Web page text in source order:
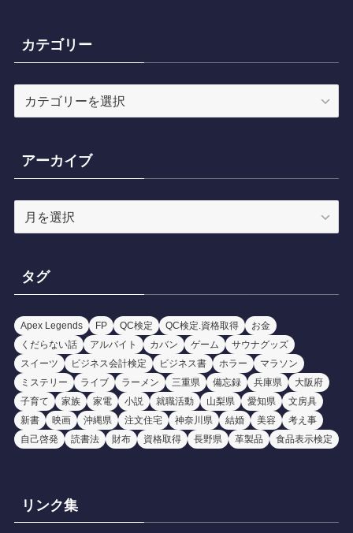
カテゴリー
テ
リ
ー
アーカイブ
ー
ブ
タグ
Apex Legends FP QC検定 QC検定.資格取得
お金
くだらない話
アルバイト カバン ゲーム
サウナグッズ
スイーツ
ビジネス会計検定 ビジネス書 ホラー
マラソン
ミステリー
ライブ ラーメン 三重県 備忘録 兵庫県
大阪府
子育て
家族 家電 小説 就職活動 山梨県 愛知県
文房具
新書
映画 沖縄県 注文住宅 神奈川県 結婚 美容
考え事
自己啓発
読書法 財布 資格取得 長野県 革製品 食品表示検定
リンク集